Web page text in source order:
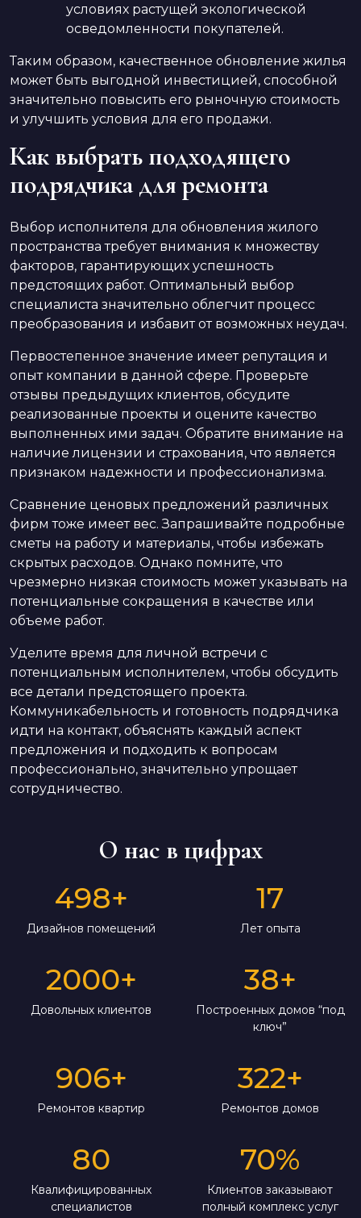
условиях растущей экологической
осведомленности покупателей.
Таким образом, качественное обновление жилья
может быть выгодной инвестицией, способной
значительно повысить его рыночную стоимость
и улучшить условия для его продажи.
Как выбрать подходящего
подрядчика для ремонта
Выбор исполнителя для обновления жилого
пространства требует внимания к множеству
факторов, гарантирующих успешность
предстоящих работ. Оптимальный выбор
специалиста значительно облегчит процесс
преобразования и избавит от возможных неудач.
Первостепенное значение имеет репутация и
опыт компании в данной сфере. Проверьте
отзывы предыдущих клиентов, обсудите
реализованные проекты и оцените качество
выполненных ими задач. Обратите внимание на
наличие лицензии и страхования, что является
признаком надежности и профессионализма.
Сравнение ценовых предложений различных
фирм тоже имеет вес. Запрашивайте подробные
сметы на работу и материалы, чтобы избежать
скрытых расходов. Однако помните, что
чрезмерно низкая стоимость может указывать на
потенциальные сокращения в качестве или
объеме работ.
Уделите время для личной встречи с
потенциальным исполнителем, чтобы обсудить
все детали предстоящего проекта.
Коммуникабельность и готовность подрядчика
идти на контакт, объяснять каждый аспект
предложения и подходить к вопросам
профессионально, значительно упрощает
сотрудничество.
О нас в цифрах
498+
Дизайнов помещений
17
Лет опыта
2000+
Довольных клиентов
38+
Построенных домов “под
ключ”
906+
Ремонтов квартир
322+
Ремонтов домов
80
Квалифицированных
специалистов
70%
Клиентов заказывают
полный комплекс услуг